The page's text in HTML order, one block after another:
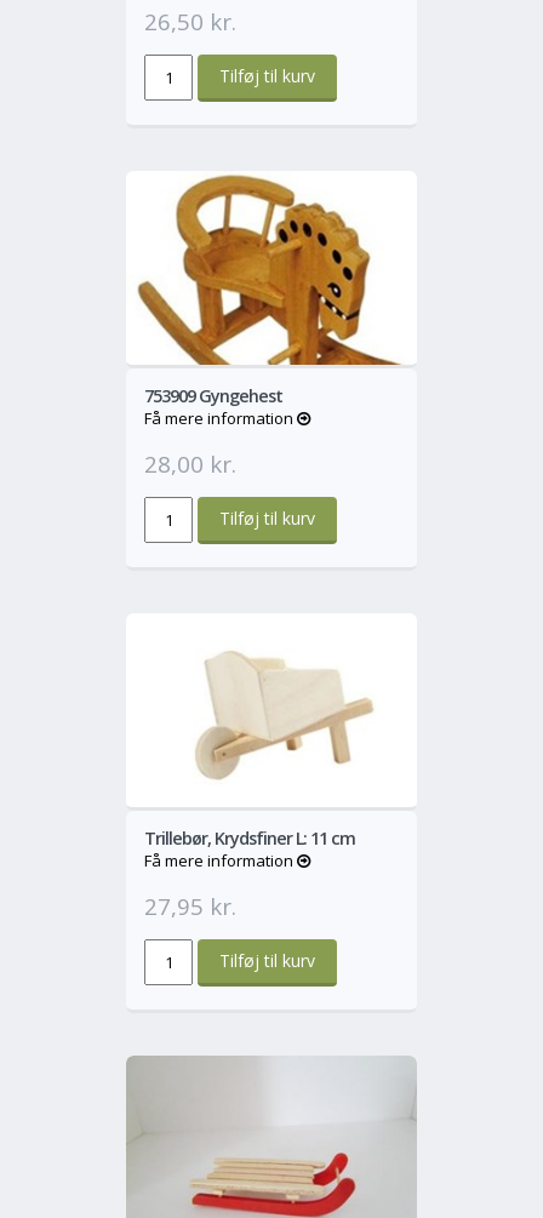
26,50 kr.
Mere
753909 Gyngehest
Få mere information
28,00 kr.
Mere
Trillebør, Krydsfiner L: 11 cm
Få mere information
27,95 kr.
Mere